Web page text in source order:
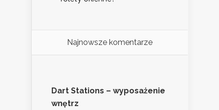
Najnowsze komentarze
Dart Stations – wyposażenie
wnętrz